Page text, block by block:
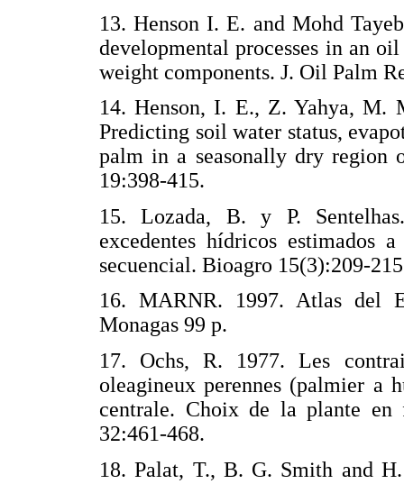
13. Henson I. E. and Mohd
developmental processes in an
weight components. J. Oil Palm
14. Henson, I. E., Z. Yahya, M.
Predicting soil water status,
palm in a seasonally dry region
19:398-415.
15. Lozada, B. y P.
excedentes hídricos estimados
secuencial. Bioagro 15(3):209-
16. MARNR. 1997. Atlas del
Monagas 99 p.
17. Ochs, R. 1977. Les
oleagineux perennes (palmier a
centrale. Choix de la plante
32:461-468.
18. Palat, T., B. G. Smith and